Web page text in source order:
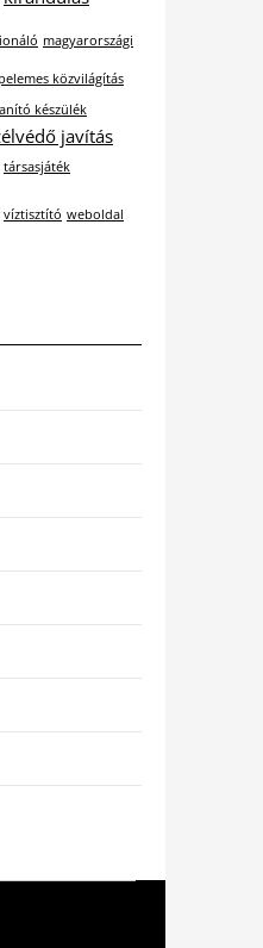
magyarországi
közvilágítás
készülék
javítás
társasjáték
víztisztító weboldal